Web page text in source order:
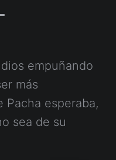
empuñando
más
Pacha esperaba,
sea de su